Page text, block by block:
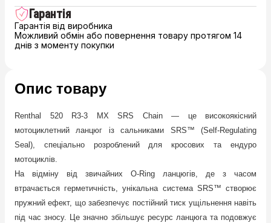
Гарантія
Гарантія від виробника
Можливий обмін або повернення товару протягом 14
днів з моменту покупки
Опис товару
Renthal 520 R3-3 MX SRS Chain — це високоякісний
мотоциклетний ланцюг із сальниками SRS™ (Self-Regulating
Seal), спеціально розроблений для кросових та ендуро
мотоциклів.
На відміну від звичайних O-Ring ланцюгів, де з часом
втрачається герметичність, унікальна система SRS™ створює
пружний ефект, що забезпечує постійний тиск ущільнення навіть
під час зносу. Це значно збільшує ресурс ланцюга та подовжує